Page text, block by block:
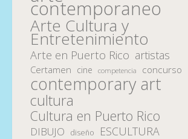
contemporaneo
Arte Cultura y
Entretenimiento
Arte en Puerto Rico artistas
Certamen cine competencia concurso
contemporary art
cultura
Cultura en Puerto Rico
DIBUJO diseño ESCULTURA